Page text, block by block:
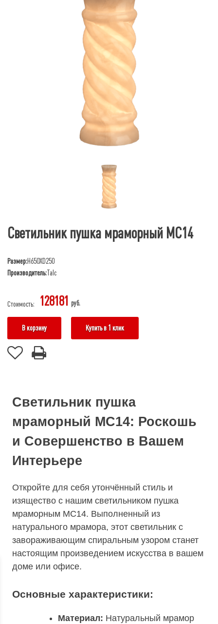
Светильник пушка мраморный МС14
Размер:H650XD250
Производитель: Talc
Стоимость: 128181 руб.
В корзину Купить в 1 клик
Светильник пушка
мраморный МС14: Роскошь
и Совершенство в Вашем
Интерьере
Откройте для себя утончённый стиль и
изящество с нашим светильником пушка
мраморным МС14. Выполненный из
натурального мрамора, этот светильник с
завораживающим спиральным узором станет
настоящим произведением искусства в вашем
доме или офисе.
Основные характеристики:
Материал: Натуральный мрамор